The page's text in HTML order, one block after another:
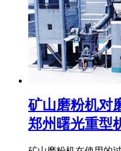
矿山磨粉机对
郑州曙光重型